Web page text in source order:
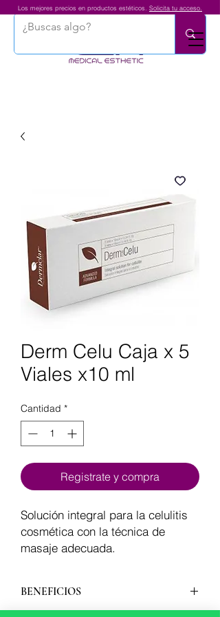
Los mejores precios en productos estéticos. Solicita tu acceso.
Derm Celu Caja x 5
Viales x10 ml
Cantidad *
Registrate y compra
Solución integral para la celulitis
cosmética con la técnica de
masaje adecuada.
BENEFICIOS